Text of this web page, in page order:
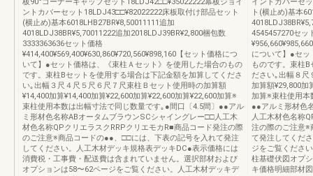
ントカバーセット18LDJ43□□¥82022222床板取付け部品セット
(横止め)基本6018LHB27BR¥8,50011111追加
4018LDJ38BR¥5,70011222追加2018LDJ39BR¥2,800梱包数
3333363636セット価格
¥414,400¥569,400¥630,860¥720,560¥898,160【セット価格につ
いて】●セット価格は、《束柱Ａセット》を使用した場合のもの
です。束柱Bセットを使用する場合は下記金額を加算してくださ
い｡出幅３尺４尺５尺６尺７尺束柱Ｂセット使用時の加算額
¥14,400加算¥14,400加算¥22,600加算¥22,600加算¥22,600加算※
束柱使用本数は出幅寸法で同じ数量です｡●間口〔4.5間〕●●アル
ミ形材色名称ABオータムブラウンSCシャイングレー□□人工木
材色名称QPクリエラスクRRPクリエモカR■商品コード発注の際
のご注意※商品コードの●●、□□には、下表の記号を入れて発注
してください。人工木材デッキ規格表デッキDC●表示価格には
消費税・工事費・配送費は含まれていません。選択部材および
オプションは58〜62ページをご覧ください。人工木材デッキデ
ト(横止め)基本
4545457270セッ
について】●セッ
ものです。束柱
ださい｡出幅８尺
加算額¥29,800加
加算※束柱使用本
●●アルミ形材色
人工木材色名称
注の際のご注意
て発注してくだ
ジをご覧くださ
柱基礎伏図オプ
キ価格明細部材